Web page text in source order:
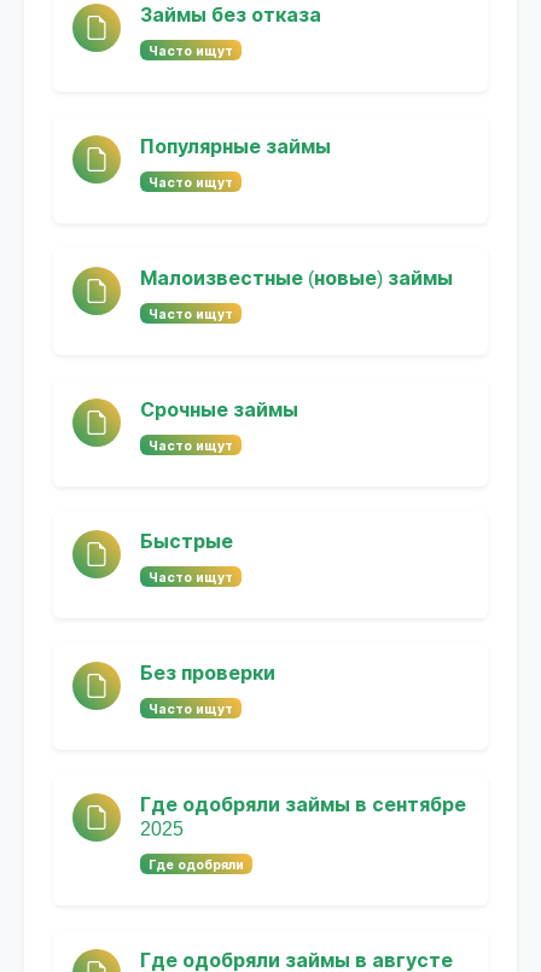
Займы без отказа
Часто ищут
Популярные займы
Часто ищут
Малоизвестные (новые) займы
Часто ищут
Срочные займы
Часто ищут
Быстрые
Часто ищут
Без проверки
Часто ищут
Где одобряли займы в сентябре
2025
Где одобряли
Где одобряли займы в августе